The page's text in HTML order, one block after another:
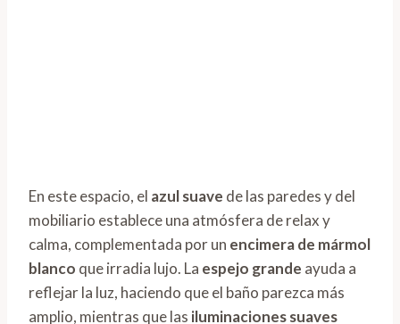
En este espacio, el azul suave de las paredes y del
mobiliario establece una atmósfera de relax y
calma, complementada por un encimera de mármol
blanco que irradia lujo. La espejo grande ayuda a
reflejar la luz, haciendo que el baño parezca más
amplio, mientras que las iluminaciones suaves